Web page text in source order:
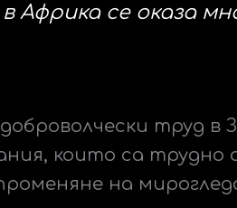
Африка се оказа
труд
които са
на